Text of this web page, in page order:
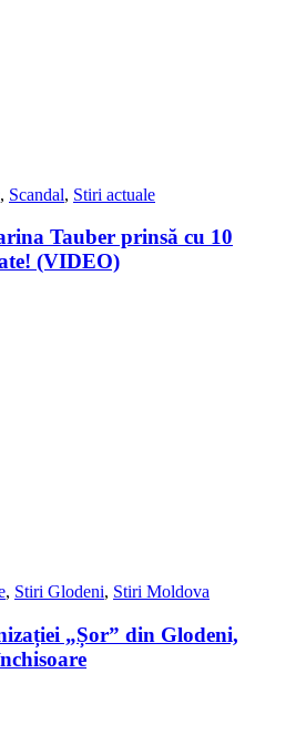
, Scandal, Stiri actuale
Tauber prinsă cu 10
(VIDEO)
, Stiri Glodeni, Stiri Moldova
„Șor” din Glodeni,